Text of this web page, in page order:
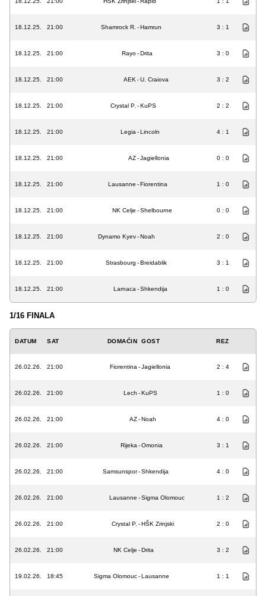
18.12.25. 21:00 Shamrock R. -Hamrun 3 : 1
18.12.25. 21:00 Rayo-Drita 3 : 0
18.12.25. 21:00 AEK -U. Craiova 3 : 2
18.12.25. 21:00 Crystal P. -KuPS 2 : 2
18.12.25. 21:00 Legia -Lincoln 4 : 1
18.12.25. 21:00 AZ-Jagiellonia 0 : 0
18.12.25. 21:00 Lausanne -Fiorentina 1 : 0
18.12.25. 21:00 NK Celje -Shelbourne 0 : 0
18.12.25. 21:00 Dynamo Kyev-Noah 2 : 0
18.12.25. 21:00 Strasbourg -Breidablik 3 : 1
18.12.25. 21:00 Larnaca -Shkendija 1 : 0
1/16 FINALA
DATUM SAT DOMAĆIN GOST REZ
26.02.26. 21:00 Fiorentina -Jagiellonia 2 : 4
26.02.26. 21:00 Lech -KuPS 1 : 0
26.02.26. 21:00 AZ-Noah 4 : 0
26.02.26. 21:00 Rijeka -Omonia 3 : 1
26.02.26. 21:00 Samsunspor-Shkendija 4 : 0
26.02.26. 21:00 Lausanne -Sigma Olomouc 1 : 2
26.02.26. 21:00 Crystal P. -HŠK Zrinjski 2 : 0
26.02.26. 21:00 NK Celje -Drita 3 : 2
19.02.26. 18:45 Sigma Olomouc-Lausanne 1 : 1